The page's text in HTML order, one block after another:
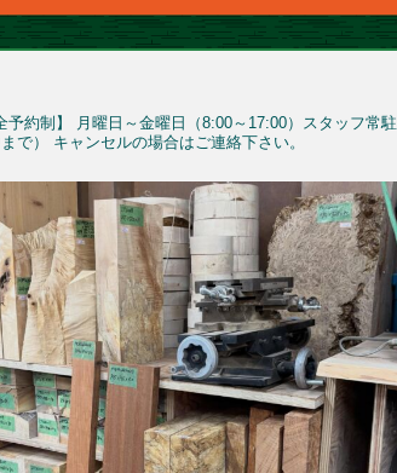
予約制】 月曜日～金曜日（8:00～17:00）スタッフ常駐
で） キャンセルの場合はご連絡下さい。